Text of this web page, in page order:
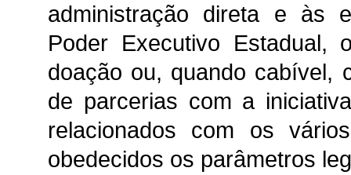
administração direta e às
Poder Executivo
doação ou, quando cabível,
de parcerias com a
relacionados com os
obedecidos os parâmetros